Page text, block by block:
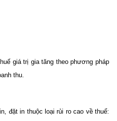
giá trị gia tăng theo phương pháp
thu.
đặt in thuộc loại rủi ro cao về thuế: